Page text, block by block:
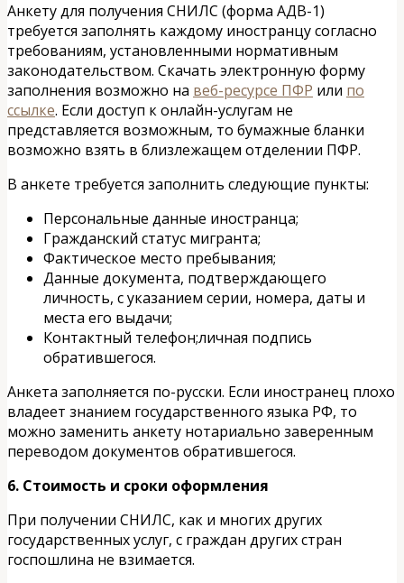
Анкету для получения СНИЛС (форма АДВ-1)
требуется заполнять каждому иностранцу согласно
требованиям, установленными нормативным
законодательством. Скачать электронную форму
заполнения возможно на веб-ресурсе ПФР или по
ссылке. Если доступ к онлайн-услугам не
представляется возможным, то бумажные бланки
возможно взять в близлежащем отделении ПФР.
В анкете требуется заполнить следующие пункты:
Персональные данные иностранца;
Гражданский статус мигранта;
Фактическое место пребывания;
Данные документа, подтверждающего
личность, с указанием серии, номера, даты и
места его выдачи;
Контактный телефон;личная подпись
обратившегося.
Анкета заполняется по-русски. Если иностранец плохо
владеет знанием государственного языка РФ, то
можно заменить анкету нотариально заверенным
переводом документов обратившегося.
6. Стоимость и сроки оформления
При получении СНИЛС, как и многих других
государственных услуг, с граждан других стран
госпошлина не взимается.